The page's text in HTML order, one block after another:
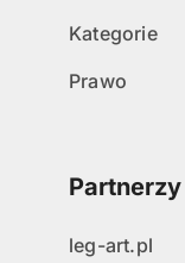
Kategorie
Prawo
leg-art.pl